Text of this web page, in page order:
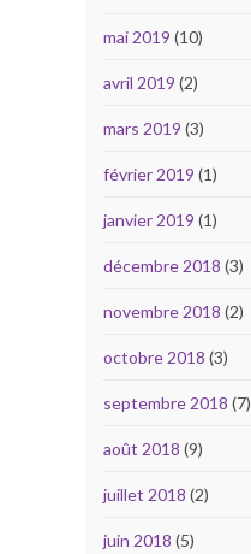
mai 2019 (10)
avril 2019 (2)
mars 2019 (3)
février 2019 (1)
janvier 2019 (1)
décembre 2018 (3)
novembre 2018 (2)
octobre 2018 (3)
septembre 2018 (7)
août 2018 (9)
juillet 2018 (2)
juin 2018 (5)